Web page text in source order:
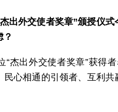
出外交使者奖章”颁授仪
“杰出外交使者奖章”获得
民心相通的引领者、互利